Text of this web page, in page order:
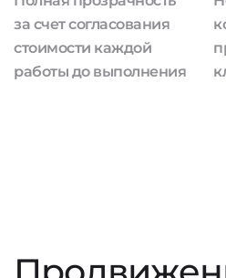
за счет согласования
стоимости каждой
работы до выполнения